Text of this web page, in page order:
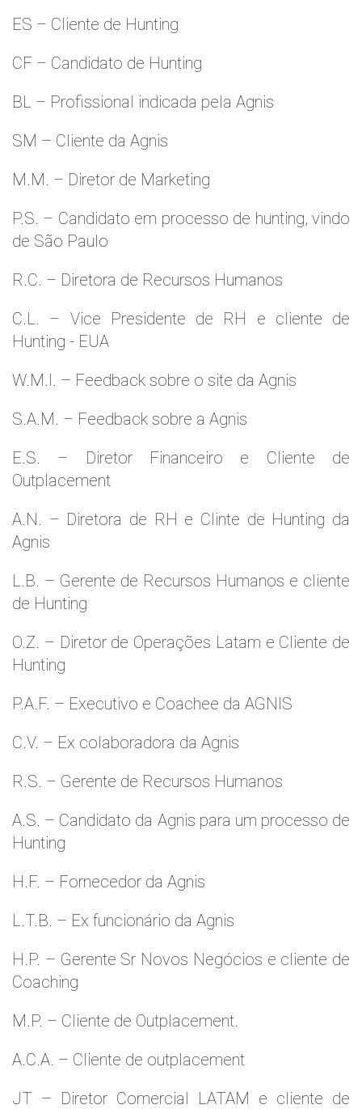
ES – Cliente de Hunting
CF – Candidato de Hunting
BL – Profissional indicada pela Agnis
SM – Cliente da Agnis
M.M. – Diretor de Marketing
P.S. – Candidato em processo de hunting, vindo
de São Paulo
R.C. – Diretora de Recursos Humanos
C.L. – Vice Presidente de RH e cliente de
Hunting - EUA
W.M.l. – Feedback sobre o site da Agnis
S.A.M. – Feedback sobre a Agnis
E.S. – Diretor Financeiro e Cliente de
Outplacement
A.N. – Diretora de RH e Clinte de Hunting da
Agnis
L.B. – Gerente de Recursos Humanos e cliente
de Hunting
O.Z. – Diretor de Operações Latam e Cliente de
Hunting
P.A.F. – Executivo e Coachee da AGNIS
C.V. – Ex colaboradora da Agnis
R.S. – Gerente de Recursos Humanos
A.S. – Candidato da Agnis para um processo de
Hunting
H.F. – Fornecedor da Agnis
L.T.B. – Ex funcionário da Agnis
H.P. – Gerente Sr Novos Negócios e cliente de
Coaching
M.P. – Cliente de Outplacement.
A.C.A. – Cliente de outplacement
JT – Diretor Comercial LATAM e cliente de